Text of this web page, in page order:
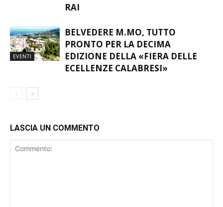
RAI
EVENTI
BELVEDERE M.MO, TUTTO
PRONTO PER LA DECIMA
EDIZIONE DELLA «FIERA DELLE
ECELLENZE CALABRESI»
LASCIA UN COMMENTO